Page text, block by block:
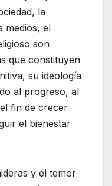
la
medios, el
son
que constituyen
su ideología
al progreso, al
fin de crecer
el bienestar
y el temor